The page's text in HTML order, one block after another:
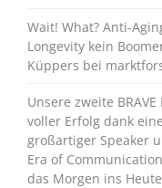
Wait! What? Anti-
Longevity kein
Küppers bei
Unsere zweite BRAVE
voller Erfolg dank
großartiger Speaker
Era of
das Morgen ins